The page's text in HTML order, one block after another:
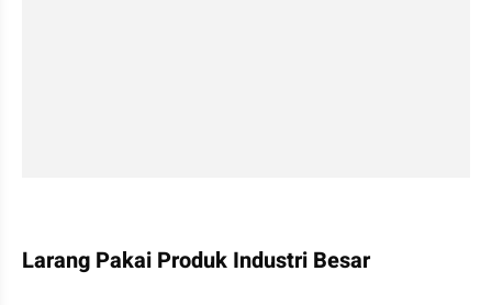
Larang Pakai Produk Industri Besar